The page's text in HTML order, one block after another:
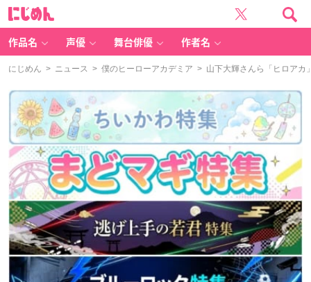
作品名 声優 舞台俳優 作者名
にじめん > ニュース > 僕のヒーローアカデミア > 山下大輝さんら「ヒロアカ